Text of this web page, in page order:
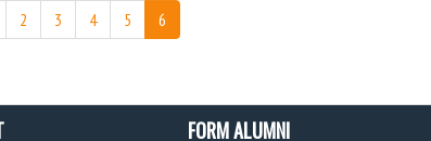
2 3 4 5 6
FORM ALUMNI